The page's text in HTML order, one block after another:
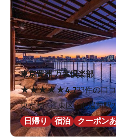
東京豊洲 万葉倶楽部
★★★★★4.723件の口
東京都 / 江東区 / 市場前駅
日帰り
宿泊 クーポン